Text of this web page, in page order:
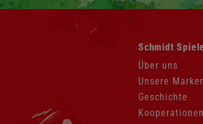
Navigation
überspringen
Schmidt
Über uns
Unsere
Geschichte
Kooperationen